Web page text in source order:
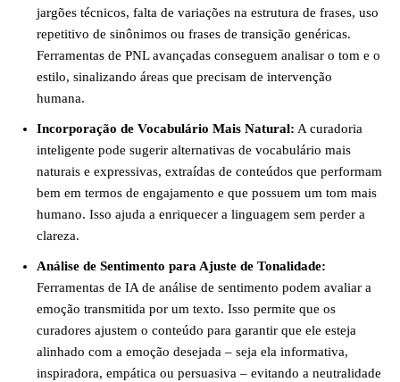
jargões técnicos, falta de variações na estrutura de frases, uso
repetitivo de sinônimos ou frases de transição genéricas.
Ferramentas de PNL avançadas conseguem analisar o tom e o
estilo, sinalizando áreas que precisam de intervenção
humana.
Incorporação de Vocabulário Mais Natural: A curadoria
inteligente pode sugerir alternativas de vocabulário mais
naturais e expressivas, extraídas de conteúdos que performam
bem em termos de engajamento e que possuem um tom mais
humano. Isso ajuda a enriquecer a linguagem sem perder a
clareza.
Análise de Sentimento para Ajuste de Tonalidade:
Ferramentas de IA de análise de sentimento podem avaliar a
emoção transmitida por um texto. Isso permite que os
curadores ajustem o conteúdo para garantir que ele esteja
alinhado com a emoção desejada – seja ela informativa,
inspiradora, empática ou persuasiva – evitando a neutralidade